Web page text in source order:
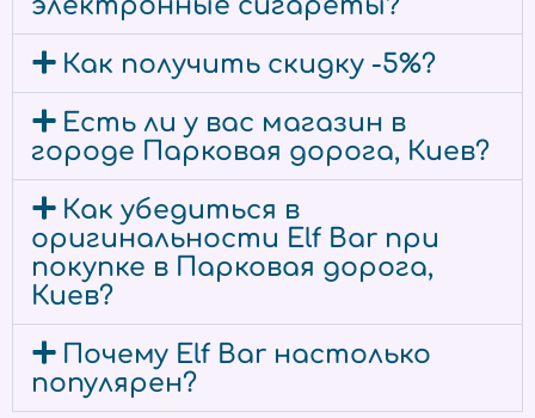
электронные сигареты?
Как получить скидку -5%?
Есть ли у вас магазин в
городе Парковая дорога, Киев?
Как убедиться в
оригинальности Elf Bar при
покупке в Парковая дорога,
Киев?
Почему Elf Bar настолько
популярен?